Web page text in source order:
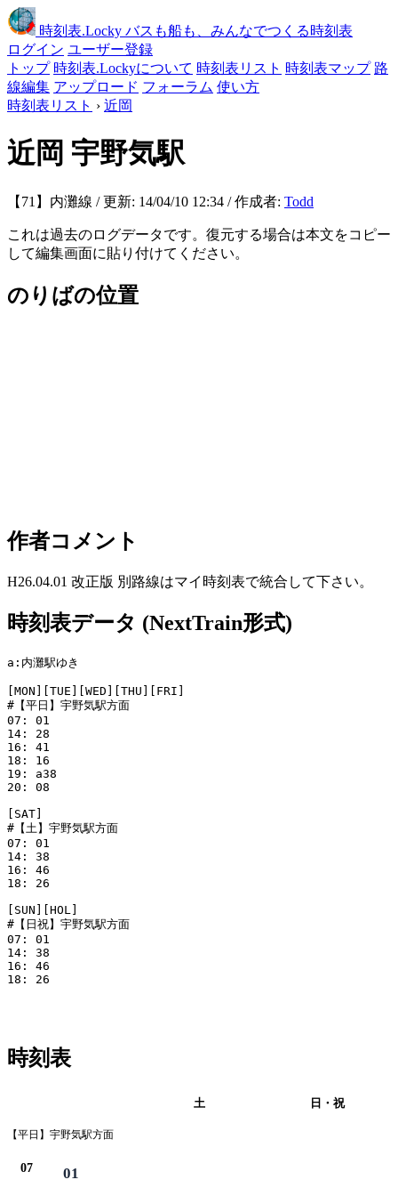
時刻表.Locky バスも船も、みんなでつくる時刻表
ログイン ユーザー登録
トップ 時刻表.Lockyについて 時刻表リスト 時刻表マップ 路
線編集 アップロード フォーラム 使い方
時刻表リスト › 近岡
近岡 宇野気駅
【71】内灘線 / 更新: 14/04/10 12:34 / 作成者: Todd
これは過去のログデータです。復元する場合は本文をコピー
して編集画面に貼り付けてください。
のりばの位置
作者コメント
H26.04.01 改正版 別路線はマイ時刻表で統合して下さい。
時刻表データ (NextTrain形式)
a:内灘駅ゆき
[MON][TUE][WED][THU][FRI]
#【平日】宇野気駅方面
07: 01
14: 28
16: 41
18: 16
19: a38
20: 08
[SAT]
#【土】宇野気駅方面
07: 01
14: 38
16: 46
18: 26
[SUN][HOL]
#【日祝】宇野気駅方面
07: 01
14: 38
16: 46
18: 26
時刻表
土 日・祝
【平日】宇野気駅方面
07 01